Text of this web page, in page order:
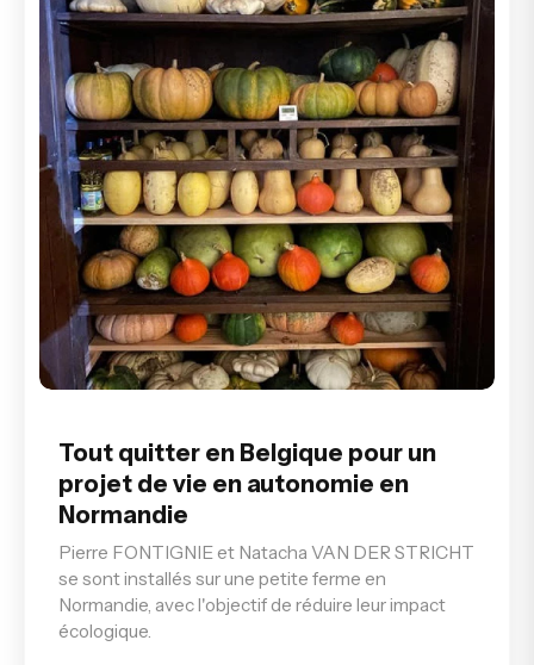
Tout quitter en Belgique pour un
projet de vie en autonomie en
Normandie
Pierre FONTIGNIE et Natacha VAN DER STRICHT
se sont installés sur une petite ferme en
Normandie, avec l'objectif de réduire leur impact
écologique.